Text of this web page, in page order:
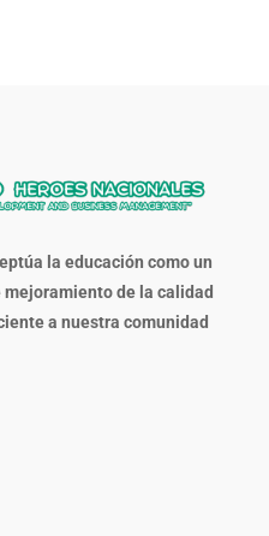
la educación como un
de la calidad
a nuestra comunidad